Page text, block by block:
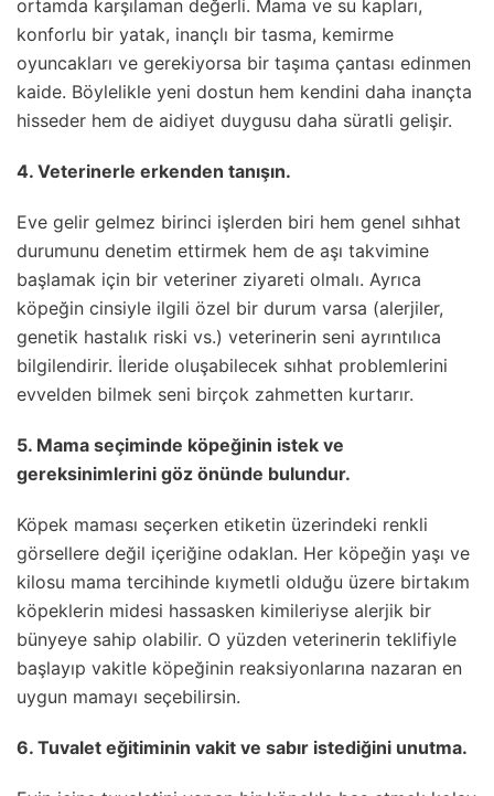
ortamda karşılaman değerli. Mama ve su kapları,
konforlu bir yatak, inançlı bir tasma, kemirme
oyuncakları ve gerekiyorsa bir taşıma çantası edinmen
kaide. Böylelikle yeni dostun hem kendini daha inançta
hisseder hem de aidiyet duygusu daha süratli gelişir.
4. Veterinerle erkenden tanışın.
Eve gelir gelmez birinci işlerden biri hem genel sıhhat
durumunu denetim ettirmek hem de aşı takvimine
başlamak için bir veteriner ziyareti olmalı. Ayrıca
köpeğin cinsiyle ilgili özel bir durum varsa (alerjiler,
genetik hastalık riski vs.) veterinerin seni ayrıntılıca
bilgilendirir. İleride oluşabilecek sıhhat problemlerini
evvelden bilmek seni birçok zahmetten kurtarır.
5. Mama seçiminde köpeğinin istek ve
gereksinimlerini göz önünde bulundur.
Köpek maması seçerken etiketin üzerindeki renkli
görsellere değil içeriğine odaklan. Her köpeğin yaşı ve
kilosu mama tercihinde kıymetli olduğu üzere birtakım
köpeklerin midesi hassasken kimileriyse alerjik bir
bünyeye sahip olabilir. O yüzden veterinerin teklifiyle
başlayıp vakitle köpeğinin reaksiyonlarına nazaran en
uygun mamayı seçebilirsin.
6. Tuvalet eğitiminin vakit ve sabır istediğini unutma.